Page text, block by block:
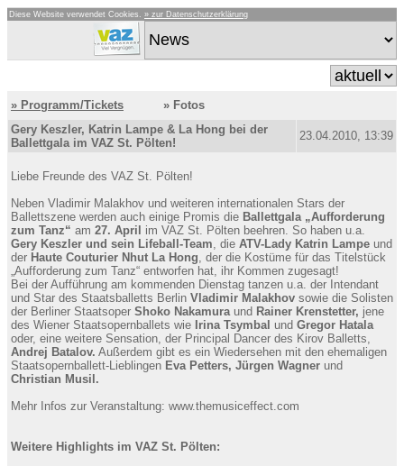
Diese Website verwendet Cookies. » zur Datenschutzerklärung
» Programm/Tickets
» Fotos
Gery Keszler, Katrin Lampe & La Hong bei der
Ballettgala im VAZ St. Pölten!
23.04.2010, 13:39
Liebe Freunde des VAZ St. Pölten!
Neben Vladimir Malakhov und weiteren internationalen Stars der
Ballettszene werden auch einige Promis die Ballettgala „Aufforderung
zum Tanz“ am 27. April
im VAZ St. Pölten beehren. So haben u.a.
Gery Keszler und sein Lifeball-Team, die ATV-Lady Katrin Lampe und
der Haute Couturier Nhut La Hong, der die Kostüme für das Titelstück
„Aufforderung zum Tanz“ entworfen hat, ihr Kommen zugesagt!
Bei der Aufführung am kommenden Dienstag tanzen u.a. der Intendant
und Star des Staatsballetts Berlin Vladimir Malakhov sowie die Solisten
der Berliner Staatsoper Shoko Nakamuraund Rainer Krenstetter, jene
des Wiener Staatsopernballets wie Irina Tsymbal und Gregor Hatala
oder, eine weitere Sensation, der Principal Dancer des Kirov Balletts,
Andrej Batalov. Außerdem gibt es ein Wiedersehen mit den ehemaligen
Staatsopernballett-Lieblingen Eva Petters, Jürgen Wagner und
Christian Musil.
Mehr Infos zur Veranstaltung: www.themusiceffect.com
Weitere Highlights im VAZ St. Pölten: